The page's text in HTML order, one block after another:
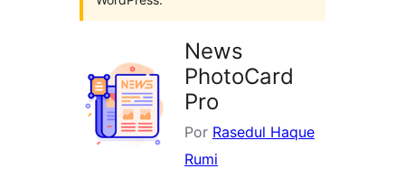
News
PhotoCard
Pro
Por Rasedul Haque
Rumi